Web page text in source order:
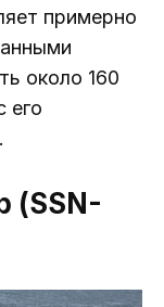
примерно
около 160
его
(SSN-